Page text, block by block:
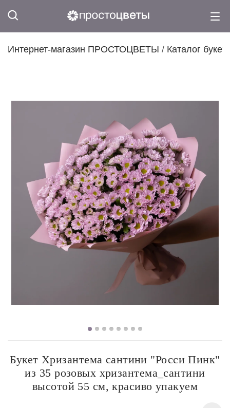
Интернет-магазин ПРОСТОЦВЕТЫ / Каталог
Букет Хризантема сантини "Росси Пинк"
из 35 розовых хризантема_сантини
высотой 55 см, красиво упакуем